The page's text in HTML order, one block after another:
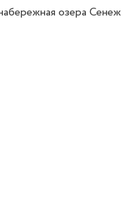
озера Сенеж